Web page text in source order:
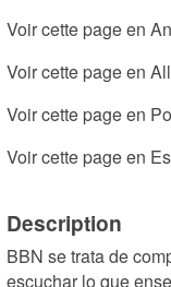
Voir cette page en
Voir cette page en
Voir cette page en
Voir cette page en
Description
BBN se trata de
escuchar lo que